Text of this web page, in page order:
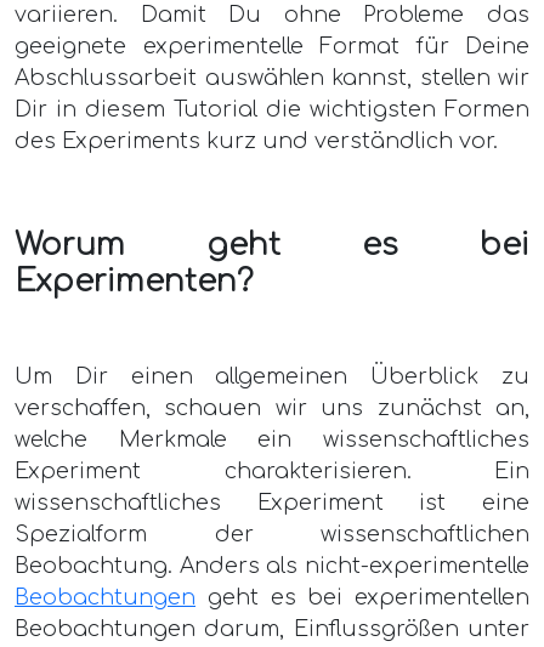
variieren. Damit Du ohne Probleme das
geeignete experimentelle Format für Deine
Abschlussarbeit auswählen kannst, stellen wir
Dir in diesem Tutorial die wichtigsten Formen
des Experiments kurz und verständlich vor.
Worum geht es bei
Experimenten?
Um Dir einen allgemeinen Überblick zu
verschaffen, schauen wir uns zunächst an,
welche Merkmale ein wissenschaftliches
Experiment charakterisieren. Ein
wissenschaftliches Experiment ist eine
Spezialform der wissenschaftlichen
Beobachtung. Anders als nicht-experimentelle
Beobachtungen geht es bei experimentellen
Beobachtungen darum, Einflussgrößen unter